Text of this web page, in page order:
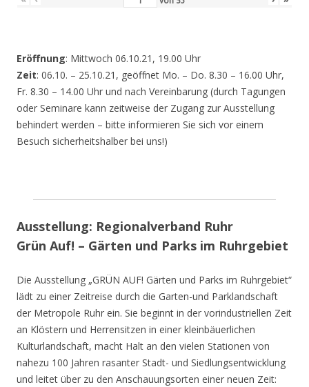
Eröffnung: Mittwoch 06.10.21, 19.00 Uhr
Zeit: 06.10. – 25.10.21, geöffnet Mo. – Do. 8.30 – 16.00 Uhr,
Fr. 8.30 – 14.00 Uhr und nach Vereinbarung (durch Tagungen
oder Seminare kann zeitweise der Zugang zur Ausstellung
behindert werden – bitte informieren Sie sich vor einem
Besuch sicherheitshalber bei uns!)
Ausstellung: Regionalverband Ruhr
Grün Auf! – Gärten und Parks im Ruhrgebiet
Die Ausstellung „GRÜN AUF! Gärten und Parks im Ruhrgebiet“
lädt zu einer Zeitreise durch die Garten-und Parklandschaft
der Metropole Ruhr ein. Sie beginnt in der vorindustriellen Zeit
an Klöstern und Herrensitzen in einer kleinbäuerlichen
Kulturlandschaft, macht Halt an den vielen Stationen von
nahezu 100 Jahren rasanter Stadt- und Siedlungsentwicklung
und leitet über zu den Anschauungsorten einer neuen Zeit: